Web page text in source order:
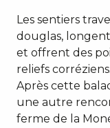
Les sentiers
douglas,
et offrent des
reliefs
Après cette
une autre
ferme de la